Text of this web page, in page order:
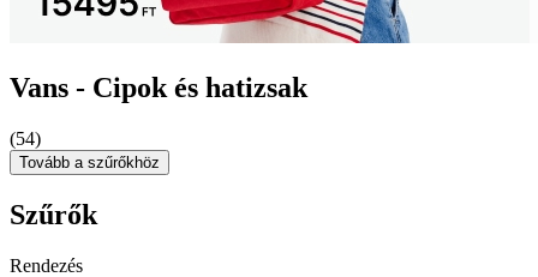
Vans - Cipok és hatizsak
(54)
Tovább a szűrőkhöz
Szűrők
Rendezés